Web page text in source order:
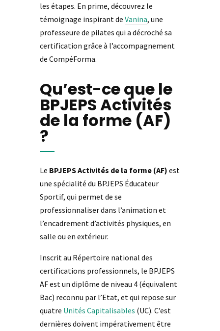
les étapes. En prime, découvrez le
témoignage inspirant de Vanina, une
professeure de pilates qui a décroché sa
certification grâce à l’accompagnement
de CompéForma.
Qu’est-ce que le
BPJEPS Activités
de la forme (AF)
?
Le BPJEPS Activités de la forme (AF) est
une spécialité du BPJEPS Éducateur
Sportif, qui permet de se
professionnaliser dans l’animation et
l’encadrement d’activités physiques, en
salle ou en extérieur.
Inscrit au Répertoire national des
certifications professionnels, le BPJEPS
AF est un diplôme de niveau 4 (équivalent
Bac) reconnu par l’Etat, et qui repose sur
quatre Unités Capitalisables (UC). C’est
dernières doivent impérativement être